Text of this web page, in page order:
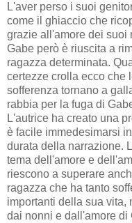
L'aver perso i suoi
come il ghiaccio che
grazie all'amore dei suoi
Gabe però è riuscita a
ragazza determinata.
certezze crolla ecco che
sofferenza tornano a
rabbia per la fuga di
L'autrice ha creato una
è facile immedesimarsi
durata della narrazione.
tema dell'amore e
riescono a superare
ragazza che ha tanto
importanti della sua vita,
dai nonni e dall'amore di